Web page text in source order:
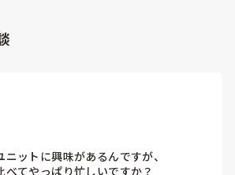
ットに興味があるんですが、